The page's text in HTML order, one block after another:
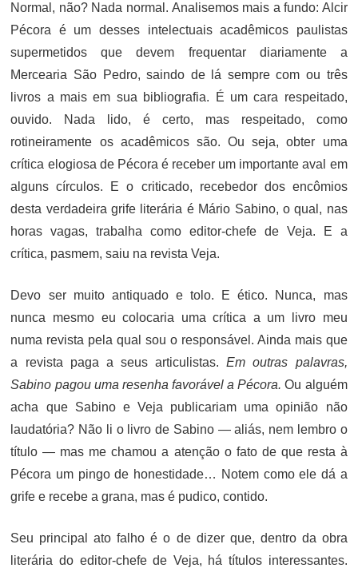
Normal, não? Nada normal. Analisemos mais a fundo: Alcir
Pécora é um desses intelectuais acadêmicos paulistas
supermetidos que devem frequentar diariamente a
Mercearia São Pedro, saindo de lá sempre com ou três
livros a mais em sua bibliografia. É um cara respeitado,
ouvido. Nada lido, é certo, mas respeitado, como
rotineiramente os acadêmicos são. Ou seja, obter uma
crítica elogiosa de Pécora é receber um importante aval em
alguns círculos. E o criticado, recebedor dos encômios
desta verdadeira grife literária é Mário Sabino, o qual, nas
horas vagas, trabalha como editor-chefe de Veja. E a
crítica, pasmem, saiu na revista Veja.
Devo ser muito antiquado e tolo. E ético. Nunca, mas
nunca mesmo eu colocaria uma crítica a um livro meu
numa revista pela qual sou o responsável. Ainda mais que
a revista paga a seus articulistas.Em outras palavras,
Sabino pagou uma resenha favorável a Pécora. Ou alguém
acha que Sabino e Veja publicariam uma opinião não
laudatória? Não li o livro de Sabino — aliás, nem lembro o
título — mas me chamou a atenção o fato de que resta à
Pécora um pingo de honestidade… Notem como ele dá a
grife e recebe a grana, mas é pudico, contido.
Seu principal ato falho é o de dizer que, dentro da obra
literária do editor-chefe de Veja, há títulos interessantes.